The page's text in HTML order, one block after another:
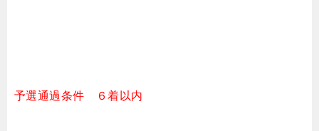
予選通過条件 ６着以内